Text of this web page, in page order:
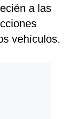
a las
vehículos.